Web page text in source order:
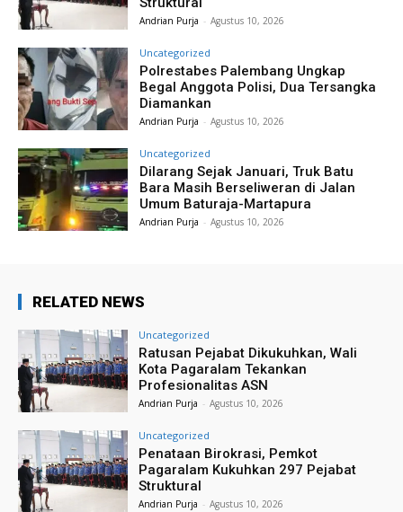
Andrian Purja - Agustus 10, 2026
Uncategorized
Polrestabes Palembang Ungkap
Begal Anggota Polisi, Dua Tersangka
Diamankan
Andrian Purja - Agustus 10, 2026
Uncategorized
Dilarang Sejak Januari, Truk Batu
Bara Masih Berseliweran di Jalan
Umum Baturaja-Martapura
Andrian Purja - Agustus 10, 2026
RELATED NEWS
Uncategorized
Ratusan Pejabat Dikukuhkan, Wali
Kota Pagaralam Tekankan
Profesionalitas ASN
Andrian Purja - Agustus 10, 2026
Uncategorized
Penataan Birokrasi, Pemkot
Pagaralam Kukuhkan 297 Pejabat
Struktural
Andrian Purja - Agustus 10, 2026